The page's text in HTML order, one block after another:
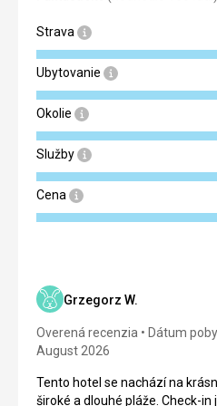
Strava
Ubytovanie
Okolie
Služby
Cena
Grzegorz W.
Overená recenzia Dátum
August 2026
Tento hotel se nachází na
široké a dlouhé pláže. Check-in